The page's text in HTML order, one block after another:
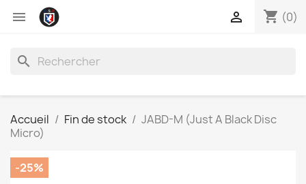
 shopping_cart (0)

search
Accueil Fin de stock
JABD-M (Just A Black Disc
Micro)
-25%